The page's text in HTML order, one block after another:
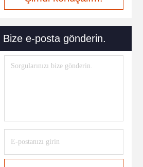
Bize e-posta gönderin.